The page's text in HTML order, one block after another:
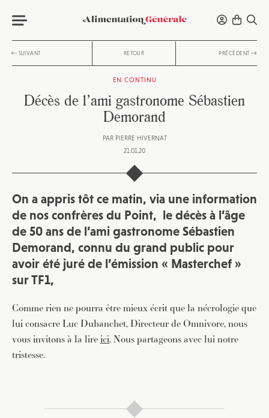
SUIVANT RETOUR PRÉCÉDENT
EN CONTINU
Décès de l’ami gastronome Sébastien
Demorand
PAR PIERRE HIVERNAT
21.01.20
On a appris tôt ce matin, via une information
de nos confrères du Point, le décès à l’âge
de 50 ans de l’ami gastronome Sébastien
Demorand, connu du grand public pour
avoir été juré de l’émission « Masterchef »
sur TF1,
Comme rien ne pourra être mieux écrit que la nécrologie que
lui consacre Luc Dubanchet, Directeur de Omnivore, nous
vous invitons à la lireici. Nous partageons avec lui notre
tristesse.